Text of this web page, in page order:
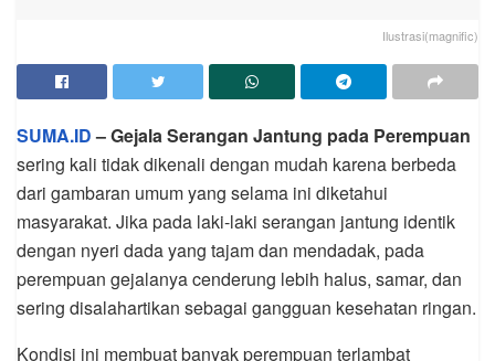
Ilustrasi(magnific)
SUMA.ID– Gejala Serangan Jantung pada Perempuan
sering kali tidak dikenali dengan mudah karena berbeda
dari gambaran umum yang selama ini diketahui
masyarakat. Jika pada laki-laki serangan jantung identik
dengan nyeri dada yang tajam dan mendadak, pada
perempuan gejalanya cenderung lebih halus, samar, dan
sering disalahartikan sebagai gangguan kesehatan ringan.
Kondisi ini membuat banyak perempuan terlambat